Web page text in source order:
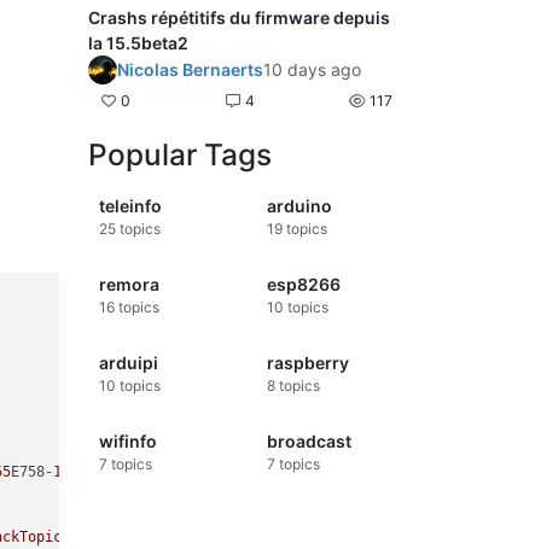
E758-1880
...
Crashs répétitifs du firmware depuis
la 15.5beta2
Nicolas Bernaerts10 days ago
0 4 117
Popular Tags
teleinfo
25 topics
arduino
19topics
remora
16 topics
esp8266
10 topics
arduipi
10 topics
raspberry
8topics
wifinfo
7 topics
broadcast
7 topics